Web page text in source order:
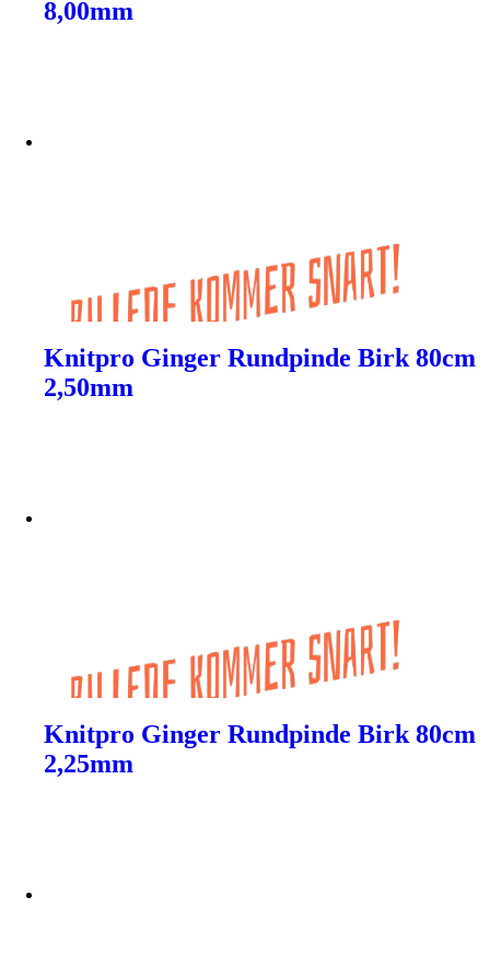
8,00mm
Knitpro Ginger Rundpinde Birk 80cm
2,50mm
Knitpro Ginger Rundpinde Birk 80cm
2,25mm